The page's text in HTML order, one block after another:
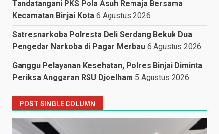
Tandatangani PKS Pola Asuh Remaja Bersama
Kecamatan Binjai Kota 6 Agustus 2026
Satresnarkoba Polresta Deli Serdang Bekuk Dua
Pengedar Narkoba di Pagar Merbau 6 Agustus 2026
Ganggu Pelayanan Kesehatan, Polres Binjai Diminta
Periksa Anggaran RSU Djoelham 5 Agustus 2026
POST SINGLE COLUMN